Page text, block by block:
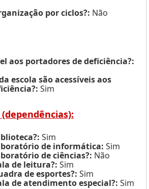
por ciclos?: Não
aos portadores de deficiência?:
escola são acessíveis aos
Sim
Sim
de informática: Sim
de ciências?: Não
de leitura?: Sim
de esportes?: Sim
de atendimento especial?: Sim